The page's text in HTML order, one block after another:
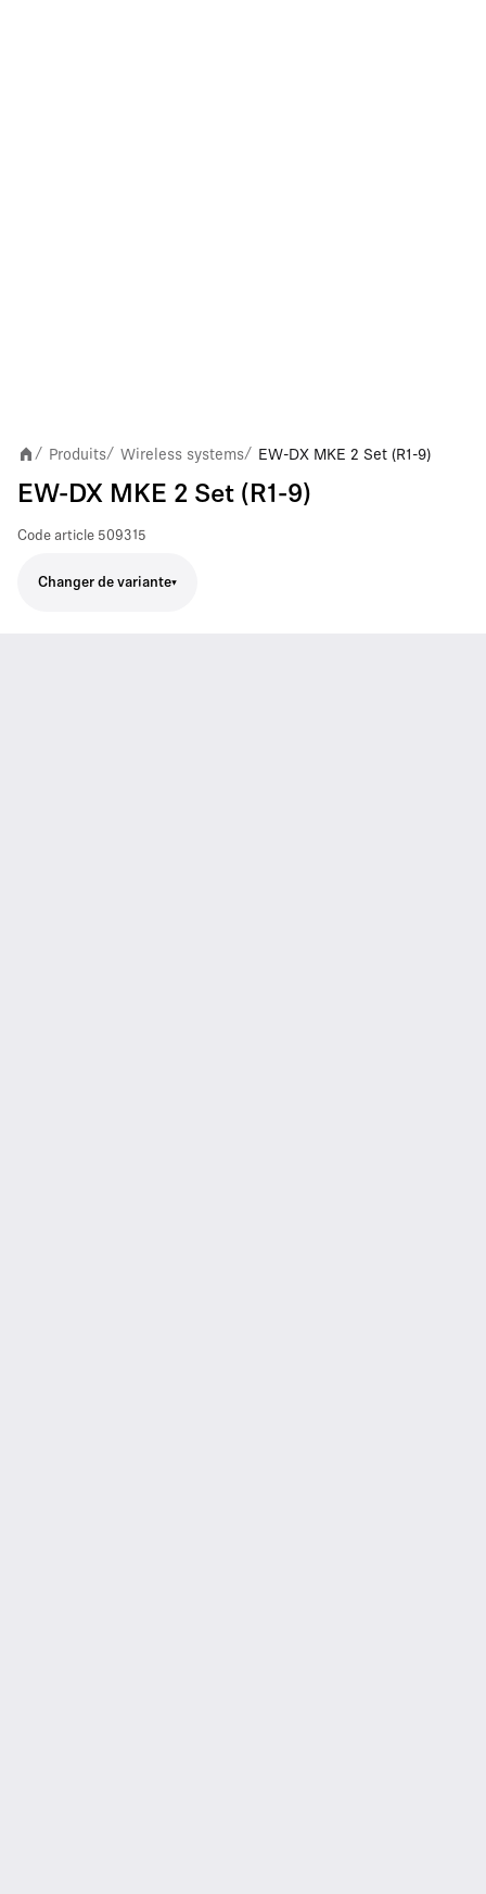
/ Produits/ Wireless systems/ EW-DX MKE 2 Set (R1-9)
EW-DX MKE 2 Set (R1-9)
Code article 509315
Changer de variante